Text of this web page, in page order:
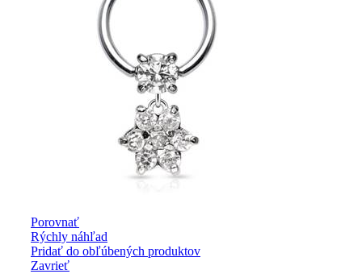
Porovnať
Rýchly náhľad
Pridať do obľúbených produktov
Zavrieť